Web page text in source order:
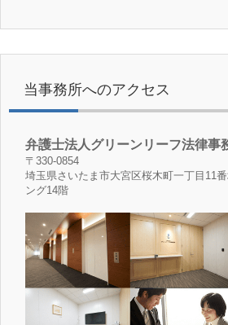
当事務所へのアクセス
弁護士法人グリーンリーフ法律事
〒330-0854
埼玉県さいたま市大宮区桜木町一丁目11
ング14階